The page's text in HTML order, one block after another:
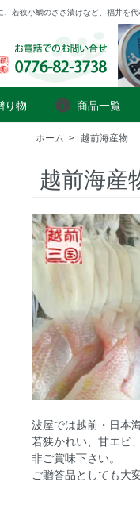
若狭小鯛のささ漬けなど、福井を
り物 商品一覧
ホーム > 越前海産物
越前海産
波屋では越前・日本
若狭かれい、甘エビ
非ご賞味下さい。
ご贈答品としても大